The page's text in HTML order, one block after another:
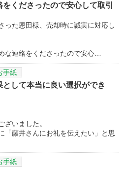
くださったので安心して取引
った恩田様、売却時に誠実に対応し
な連絡をくださったので安心…
手紙
として本当に良い選択ができ
ざいました。
「藤井さんにお礼を伝えたい」と思
手紙